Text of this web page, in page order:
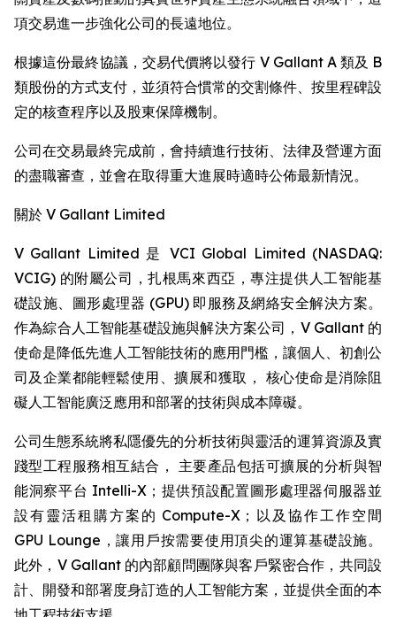
項交易進一步強化公司的長遠地位。
根據這份最終協議，交易代價將以發行 V Gallant A 類及 B
類股份的方式支付，並須符合慣常的交割條件、按里程碑設
定的核查程序以及股東保障機制。
公司在交易最終完成前，會持續進行技術、法律及營運方面
的盡職審查，並會在取得重大進展時適時公佈最新情況。
關於 V Gallant Limited
V Gallant Limited 是 VCI Global Limited (NASDAQ:
VCIG) 的附屬公司，扎根馬來西亞，專注提供人工智能基
礎設施、圖形處理器 (GPU) 即服務及網絡安全解決方案。
作為綜合人工智能基礎設施與解決方案公司，V Gallant 的
使命是降低先進人工智能技術的應用門檻，讓個人、初創公
司及企業都能輕鬆使用、擴展和獲取， 核心使命是消除阻
礙人工智能廣泛應用和部署的技術與成本障礙。
公司生態系統將私隱優先的分析技術與靈活的運算資源及實
踐型工程服務相互結合， 主要產品包括可擴展的分析與智
能洞察平台 Intelli-X；提供預設配置圖形處理器伺服器並
設有靈活租購方案的 Compute-X；以及協作工作空間
GPU Lounge，讓用戶按需要使用頂尖的運算基礎設施。
此外，V Gallant 的內部顧問團隊與客戶緊密合作，共同設
計、開發和部署度身訂造的人工智能方案，並提供全面的本